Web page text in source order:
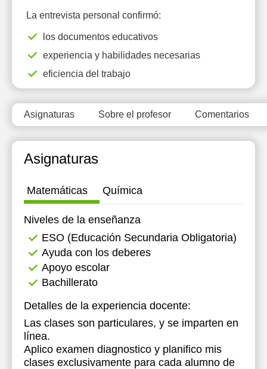
La entrevista personal confirmó:
los documentos educativos
experiencia y habilidades necesarias
eficiencia del trabajo
Asignaturas Sobre el profesor Comentarios
Asignaturas
Matemáticas Química
Niveles de la enseñanza
ESO (Educación Secundaria Obligatoria)
Ayuda con los deberes
Apoyo escolar
Bachillerato
Detalles de la experiencia docente:
Las clases son particulares, y se imparten en
línea.
Aplico examen diagnostico y planifico mis
clases exclusivamente para cada alumno de